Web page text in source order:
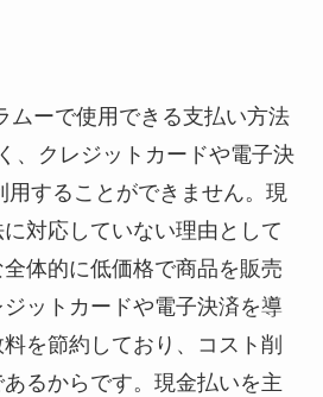
ムーで使用できる支払い方法
、クレジットカードや電子決
用することができません。現
対応していない理由として
体的に低価格で商品を販売
ットカードや電子決済を導
を節約しており、コスト削
るからです。現金払いを主